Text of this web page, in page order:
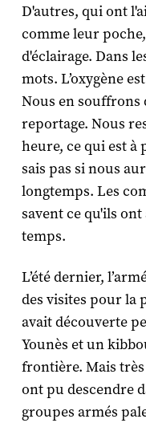
D'autres, qui ont
comme leur
d'éclairage. Dans
mots. L’oxygène
Nous en
reportage. Nous
heure, ce qui est à
sais pas si nous
longtemps. Les
savent ce qu'ils
temps.
L’été dernier,
des visites pour la
avait découverte
Younès et un
frontière. Mais
ont pu descendre
groupes armés